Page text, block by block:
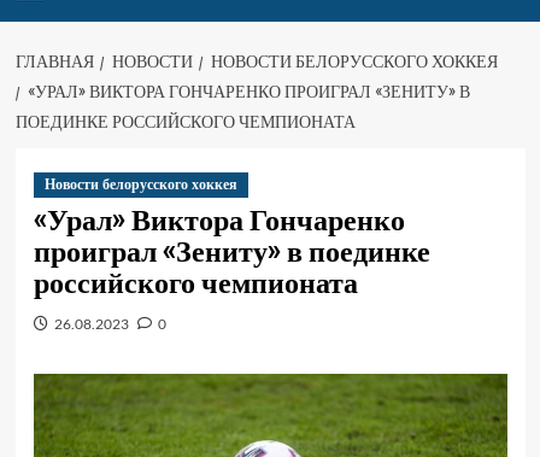
ГЛАВНАЯ НОВОСТИ
НОВОСТИ БЕЛОРУССКОГО ХОККЕЯ
«УРАЛ» ВИКТОРА ГОНЧАРЕНКО ПРОИГРАЛ «ЗЕНИТУ» В
ПОЕДИНКЕ РОССИЙСКОГО ЧЕМПИОНАТА
Новости белорусского хоккея
«Урал» Виктора Гончаренко
проиграл «Зениту» в поединке
российского чемпионата
26.08.2023 0